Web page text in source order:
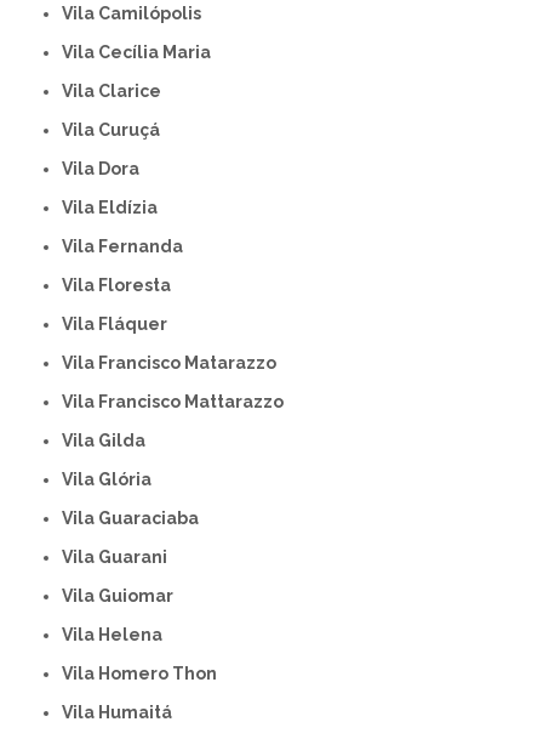
Vila Camilópolis
Vila Cecília Maria
Vila Clarice
Vila Curuçá
Vila Dora
Vila Eldízia
Vila Fernanda
Vila Floresta
Vila Fláquer
Vila Francisco Matarazzo
Vila Francisco Mattarazzo
Vila Gilda
Vila Glória
Vila Guaraciaba
Vila Guarani
Vila Guiomar
Vila Helena
Vila Homero Thon
Vila Humaitá